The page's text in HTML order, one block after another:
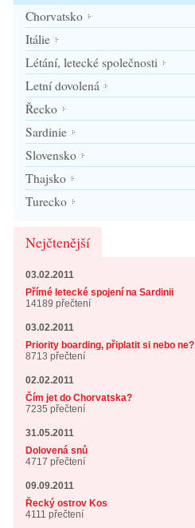
Chorvatsko
Itálie
Létání, letecké společnosti
Letní dovolená
Řecko
Sardinie
Slovensko
Thajsko
Turecko
Nejčtenější
03.02.2011
Přímé letecké spojení na Sardinii
14189 přečtení
03.02.2011
Priority boarding, připlatit si nebo ne?
8713 přečtení
02.02.2011
Čím jet do Chorvatska?
7235 přečtení
31.05.2011
Dolovená snů
4717 přečtení
09.09.2011
Řecký ostrov Kos
4111 přečtení